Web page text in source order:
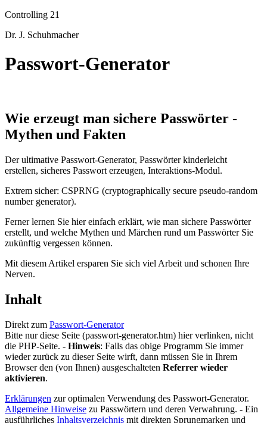
Controlling 21
Dr. J. Schuhmacher
Passwort-Generator
Wie erzeugt man sichere Passwörter -
Mythen und Fakten
Der ultimative Passwort-Generator, Passwörter kinderleicht
erstellen, sicheres Passwort erzeugen, Interaktions-Modul.
Extrem sicher: CSPRNG (cryptographically secure pseudo-random
number generator).
Ferner lernen Sie hier einfach erklärt, wie man sichere Passwörter
erstellt, und welche Mythen und Märchen rund um Passwörter Sie
zukünftig vergessen können.
Mit diesem Artikel ersparen Sie sich viel Arbeit und schonen Ihre
Nerven.
Inhalt
Direkt zum Passwort-Generator
Bitte nur diese Seite (passwort-generator.htm) hier verlinken, nicht
die PHP-Seite. - Hinweis: Falls das obige Programm Sie immer
wieder zurück zu dieser Seite wirft, dann müssen Sie in Ihrem
Browser den (von Ihnen) ausgeschalteten Referrer wieder
aktivieren.
Erklärungen zur optimalen Verwendung des Passwort-Generator.
Allgemeine Hinweise zu Passwörtern und deren Verwahrung. - Ein
ausführliches Inhaltsverzeichnis mit direkten Sprungmarken und